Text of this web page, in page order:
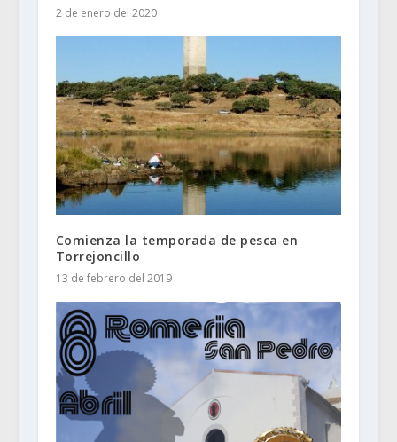
2 de enero del 2020
Comienza la temporada de pesca en
Torrejoncillo
13 de febrero del 2019